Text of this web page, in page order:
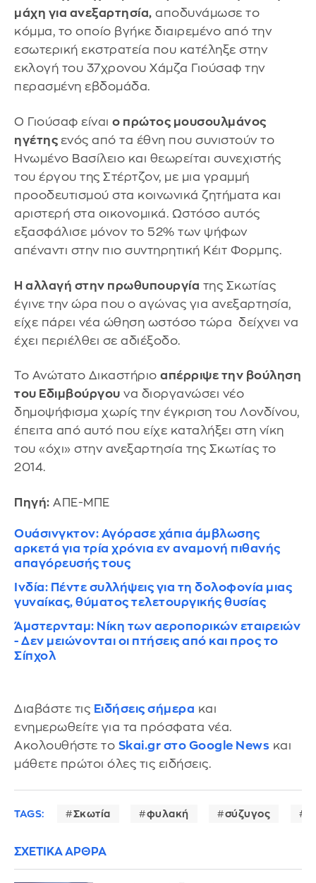
μάχη για ανεξαρτησία, αποδυνάμωσε το
κόμμα, το οποίο βγήκε διαιρεμένο από την
εσωτερική εκστρατεία που κατέληξε στην
εκλογή του 37χρονου Χάμζα Γιούσαφ την
περασμένη εβδομάδα.
Ο Γιούσαφ είναι ο πρώτος μουσουλμάνος
ηγέτης ενός από τα έθνη που συνιστούν το
Ηνωμένο Βασίλειο και θεωρείται συνεχιστής
του έργου της Στέρτζον, με μια γραμμή
προοδευτισμού στα κοινωνικά ζητήματα και
αριστερή στα οικονομικά. Ωστόσο αυτός
εξασφάλισε μόνον το 52% των ψήφων
απέναντι στην πιο συντηρητική Κέιτ Φορμπς.
Η αλλαγή στην πρωθυπουργία της Σκωτίας
έγινε την ώρα που ο αγώνας για ανεξαρτησία,
είχε πάρει νέα ώθηση ωστόσο τώρα δείχνει να
έχει περιέλθει σε αδιέξοδο.
Το Ανώτατο Δικαστήριο απέρριψε την βούληση
του Εδιμβούργου να διοργανώσει νέο
δημοψήφισμα χωρίς την έγκριση του Λονδίνου,
έπειτα από αυτό που είχε καταλήξει στη νίκη
του «όχι» στην ανεξαρτησία της Σκωτίας το
2014.
Πηγή: ΑΠΕ-ΜΠΕ
Ουάσινγκτον: Αγόρασε χάπια άμβλωσης
αρκετά για τρία χρόνια εν αναμονή πιθανής
απαγόρευσής τους
Ινδία: Πέντε συλλήψεις για τη δολοφονία μιας
γυναίκας, θύματος τελετουργικής θυσίας
Άμστερνταμ: Νίκη των αεροπορικών εταιρειών
- Δεν μειώνονται οι πτήσεις από και προς το
Σίπχολ
Διαβάστε τις Ειδήσεις σήμερα και
ενημερωθείτε για τα πρόσφατα νέα.
Ακολουθήστε το Skai.gr στο Google News και
μάθετε πρώτοι όλες τις ειδήσεις.
TAGS: Σκωτία φυλακή σύζυγος
ΣΧΕΤΙΚΑ ΑΡΘΡΑ